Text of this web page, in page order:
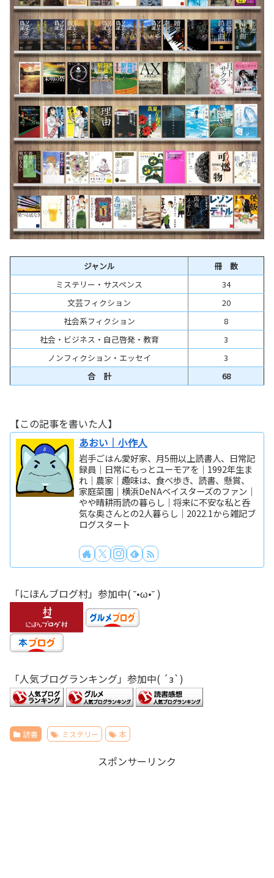
ジャンル
冊 数
ミステリー・サスペンス
34
文芸フィクション
20
社会系フィクション
8
社会・ビジネス・自己啓発・教育
3
ノンフィクション・エッセイ
3
合 計
68
【この記事を書いた人】
あおい｜小作人
岩手ごはん愛好家、月5冊以上読書人、日常記
録員｜日常にもっとユーモアを｜1992年生ま
れ｜農家｜趣味は、食べ歩き、読書、懸賞、
家庭菜園｜横浜DeNAベイスターズのファン｜
やや晴耕雨読の暮らし｜将来に不安な私と呑
気な奥さんとの2人暮らし｜2022.1から雑記ブ
ログスタート
「にほんブログ村」参加中( ˘•ω•˘ )
「人気ブログランキング」参加中( ´з`)
読書 ミステリー 本
スポンサーリンク